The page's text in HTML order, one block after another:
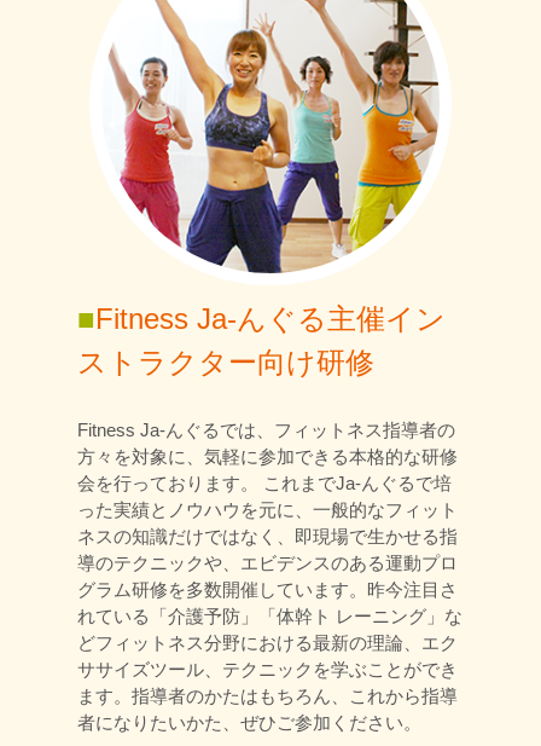
■Fitness Ja-んぐる主催イン
ストラクター向け研修
Fitness Ja-んぐるでは、フィットネス指導者の
方々を対象に、気軽に参加できる本格的な研修
会を行っております。 これまでJa-んぐるで培
った実績とノウハウを元に、一般的なフィット
ネスの知識だけではなく、即現場で生かせる指
導のテクニックや、エビデンスのある運動プロ
グラム研修を多数開催しています。昨今注目さ
れている「介護予防」「体幹ト レーニング」な
どフィットネス分野における最新の理論、エク
ササイズツール、テクニックを学ぶことができ
ます。指導者のかたはもちろん、これから指導
者になりたいかた、ぜひご参加ください。